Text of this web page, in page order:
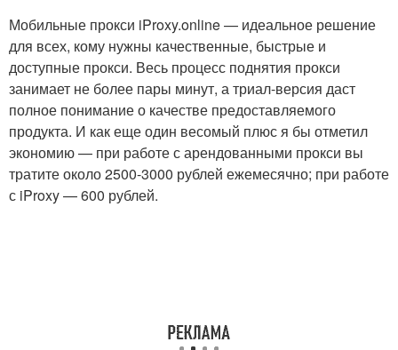
Мобильные прокси iProxy.online — идеальное решение
для всех, кому нужны качественные, быстрые и
доступные прокси. Весь процесс поднятия прокси
занимает не более пары минут, а триал-версия даст
полное понимание о качестве предоставляемого
продукта. И как еще один весомый плюс я бы отметил
экономию — при работе с арендованными прокси вы
тратите около 2500-3000 рублей ежемесячно; при работе
с iProxy — 600 рублей.